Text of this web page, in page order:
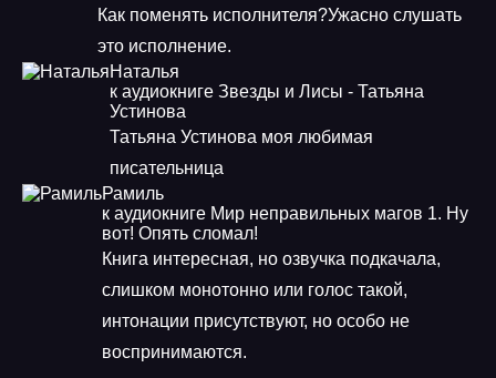
Как поменять исполнителя?Ужасно слушать
это исполнение.
Наталья
к аудиокниге Звезды и Лисы - Татьяна
Устинова
Татьяна Устинова моя любимая
писательница
Рамиль
к аудиокниге Мир неправильных магов 1. Ну
вот! Опять сломал!
Книга интересная, но озвучка подкачала,
слишком монотонно или голос такой,
интонации присутствуют, но особо не
воспринимаются.